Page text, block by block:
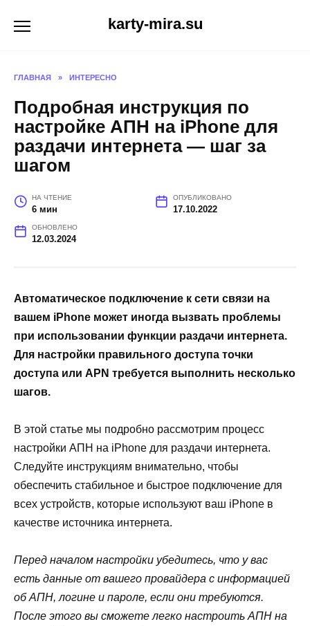
karty-mira.su
ГЛАВНАЯ » ИНТЕРЕСНО
Подробная инструкция по
настройке АПН на iPhone для
раздачи интернета — шаг за
шагом
НА ЧТЕНИЕ
6 мин
ОПУБЛИКОВАНО
17.10.2022
ОБНОВЛЕНО
12.03.2024
Автоматическое подключение к сети связи на
вашем iPhone может иногда вызвать проблемы
при использовании функции раздачи интернета.
Для настройки правильного доступа точки
доступа или APN требуется выполнить несколько
шагов.
В этой статье мы подробно рассмотрим процесс
настройки АПН на iPhone для раздачи интернета.
Следуйте инструкциям внимательно, чтобы
обеспечить стабильное и быстрое подключение для
всех устройств, которые используют ваш iPhone в
качестве источника интернета.
Перед началом настройки убедитесь, что у вас
есть данные от вашего провайдера с информацией
об АПН, логине и пароле, если они требуются.
После этого вы сможете легко настроить АПН на